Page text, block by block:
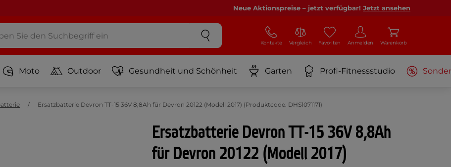
Neue Aktionspreise – jetzt verfügbar! Jetzt ansehen
Kontakte Vergleich Favoriten Anmelden Warenkorb
Moto Outdoor Gesundheit und Schönheit Garten Profi-Fitnessstudio
Ersatzbatterie Devron TT-15 36V 8,8Ah für Devron 20122 (Modell 2017) (Produktcode: DHS1071171)
Ersatzbatterie Devron TT-15 36V 8,8Ah
für Devron 20122 (Modell 2017)